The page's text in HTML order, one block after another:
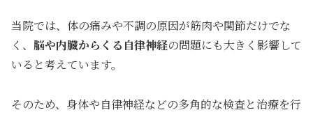
当院では、体の痛みや不調の原因が筋肉や関節だけでな
く、 脳や内臓からくる自律神経の問題にも大きく影響して
いると考えています。
そのため、身体や自律神経などの多角的な検査と治療を行